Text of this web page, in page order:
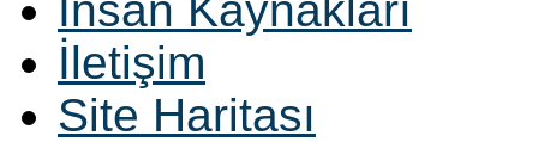
İletişim
Site Haritası